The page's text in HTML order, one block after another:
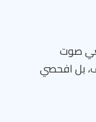
صوت
بل افحصي